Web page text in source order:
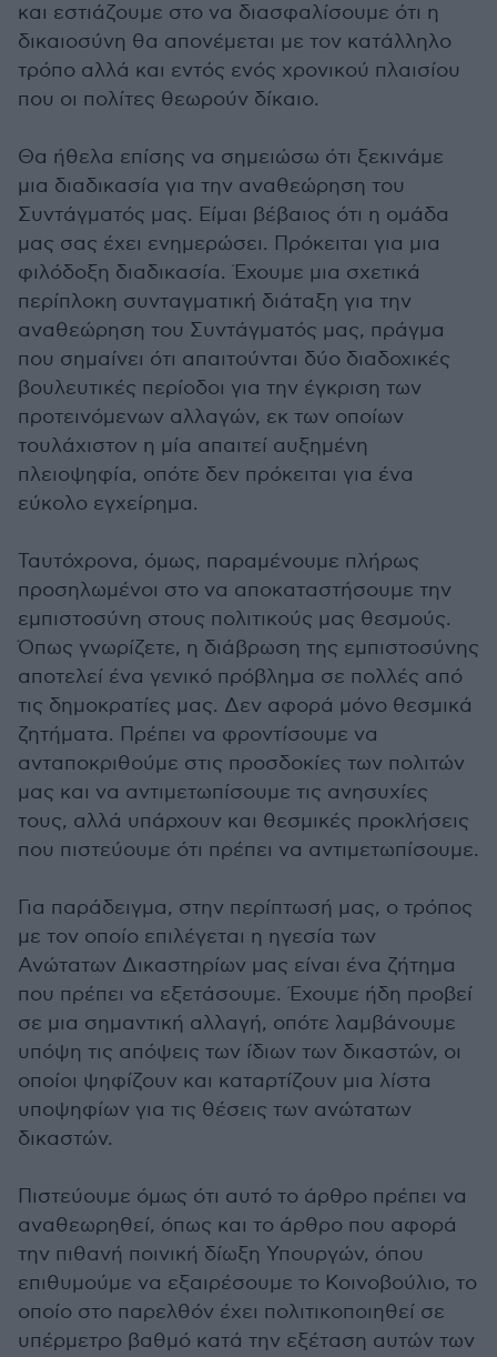
και εστιάζουμε στο να διασφαλίσουμε ότι η
δικαιοσύνη θα απονέμεται με τον κατάλληλο
τρόπο αλλά και εντός ενός χρονικού πλαισίου
που οι πολίτες θεωρούν δίκαιο.
Θα ήθελα επίσης να σημειώσω ότι ξεκινάμε
μια διαδικασία για την αναθεώρηση του
Συντάγματός μας. Είμαι βέβαιος ότι η ομάδα
μας σας έχει ενημερώσει. Πρόκειται για μια
φιλόδοξη διαδικασία. Έχουμε μια σχετικά
περίπλοκη συνταγματική διάταξη για την
αναθεώρηση του Συντάγματός μας, πράγμα
που σημαίνει ότι απαιτούνται δύο διαδοχικές
βουλευτικές περίοδοι για την έγκριση των
προτεινόμενων αλλαγών, εκ των οποίων
τουλάχιστον η μία απαιτεί αυξημένη
πλειοψηφία, οπότε δεν πρόκειται για ένα
εύκολο εγχείρημα.
Ταυτόχρονα, όμως, παραμένουμε πλήρως
προσηλωμένοι στο να αποκαταστήσουμε την
εμπιστοσύνη στους πολιτικούς μας θεσμούς.
Όπως γνωρίζετε, η διάβρωση της εμπιστοσύνης
αποτελεί ένα γενικό πρόβλημα σε πολλές από
τις δημοκρατίες μας. Δεν αφορά μόνο θεσμικά
ζητήματα. Πρέπει να φροντίσουμε να
ανταποκριθούμε στις προσδοκίες των πολιτών
μας και να αντιμετωπίσουμε τις ανησυχίες
τους, αλλά υπάρχουν και θεσμικές προκλήσεις
που πιστεύουμε ότι πρέπει να αντιμετωπίσουμε.
Για παράδειγμα, στην περίπτωσή μας, ο τρόπος
με τον οποίο επιλέγεται η ηγεσία των
Ανώτατων Δικαστηρίων μας είναι ένα ζήτημα
που πρέπει να εξετάσουμε. Έχουμε ήδη προβεί
σε μια σημαντική αλλαγή, οπότε λαμβάνουμε
υπόψη τις απόψεις των ίδιων των δικαστών, οι
οποίοι ψηφίζουν και καταρτίζουν μια λίστα
υποψηφίων για τις θέσεις των ανώτατων
δικαστών.
Πιστεύουμε όμως ότι αυτό το άρθρο πρέπει να
αναθεωρηθεί, όπως και το άρθρο που αφορά
την πιθανή ποινική δίωξη Υπουργών, όπου
επιθυμούμε να εξαιρέσουμε το Κοινοβούλιο, το
οποίο στο παρελθόν έχει πολιτικοποιηθεί σε
υπέρμετρο βαθμό κατά την εξέταση αυτών των